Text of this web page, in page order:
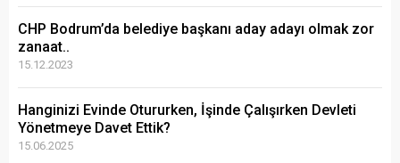
CHP Bodrum’da belediye başkanı aday adayı olmak zor
zanaat..
15.12.2023
Hanginizi Evinde Otururken, İşinde Çalışırken Devleti
Yönetmeye Davet Ettik?
15.06.2025